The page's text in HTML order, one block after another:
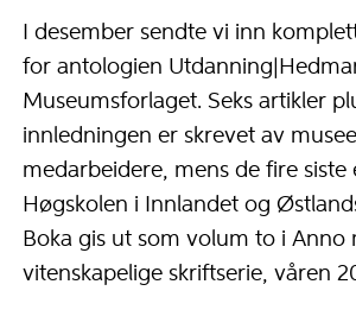
I desember sendte vi inn
for antologien
Museumsforlaget. Seks artikler
innledningen er skrevet av
medarbeidere, mens de fire siste
Høgskolen i Innlandet og
Boka gis ut som volum to i Anno
vitenskapelige skriftserie, våren